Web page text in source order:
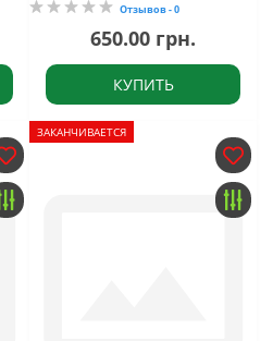
Отзывов - 0
650.00 грн.
КУПИТЬ
ЗАКАНЧИВАЕТСЯ